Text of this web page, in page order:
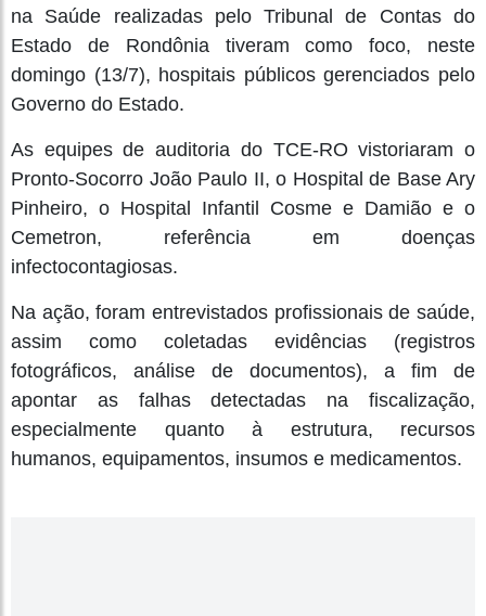
na Saúde realizadas pelo Tribunal de Contas do
Estado de Rondônia tiveram como foco, neste
domingo (13/7), hospitais públicos gerenciados pelo
Governo do Estado.
As equipes de auditoria do TCE-RO vistoriaram o
Pronto-Socorro João Paulo II, o Hospital de Base Ary
Pinheiro, o Hospital Infantil Cosme e Damião e o
Cemetron, referência em doenças
infectocontagiosas.
Na ação, foram entrevistados profissionais de saúde,
assim como coletadas evidências (registros
fotográficos, análise de documentos), a fim de
apontar as falhas detectadas na fiscalização,
especialmente quanto à estrutura, recursos
humanos, equipamentos, insumos e medicamentos.